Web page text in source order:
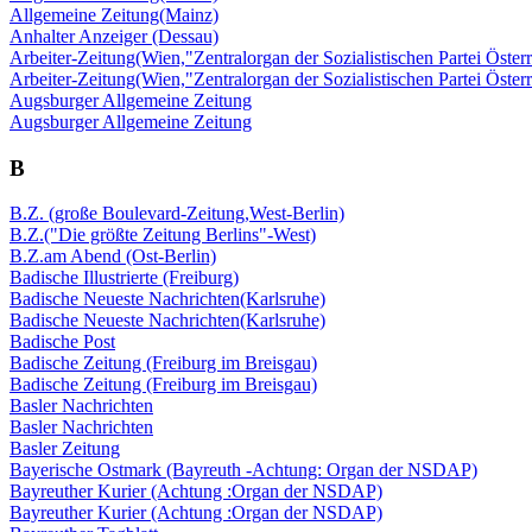
Allgemeine Zeitung(Mainz)
Anhalter Anzeiger (Dessau)
Arbeiter-Zeitung(Wien,"Zentralorgan der Sozialistischen Partei
Arbeiter-Zeitung(Wien,"Zentralorgan der Sozialistischen Partei
Augsburger Allgemeine Zeitung
Augsburger Allgemeine Zeitung
B
B.Z. (große Boulevard-Zeitung,West-Berlin)
B.Z.("Die größte Zeitung Berlins"-West)
B.Z.am Abend (Ost-Berlin)
Badische Illustrierte (Freiburg)
Badische Neueste Nachrichten(Karlsruhe)
Badische Neueste Nachrichten(Karlsruhe)
Badische Post
Badische Zeitung (Freiburg im Breisgau)
Badische Zeitung (Freiburg im Breisgau)
Basler Nachrichten
Basler Nachrichten
Basler Zeitung
Bayerische Ostmark (Bayreuth -Achtung: Organ der NSDAP)
Bayreuther Kurier (Achtung :Organ der NSDAP)
Bayreuther Kurier (Achtung :Organ der NSDAP)